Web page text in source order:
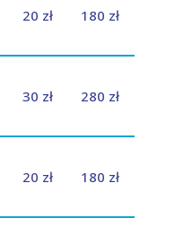
20 zł 180 zł
30 zł 280 zł
20 zł 180 zł